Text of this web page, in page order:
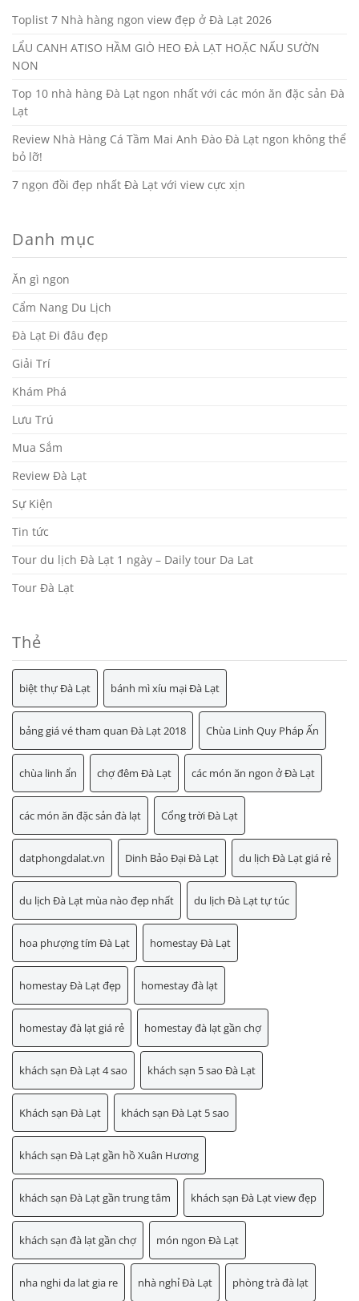
Toplist 7 Nhà hàng ngon view đẹp ở Đà Lạt 2026
LẨU CANH ATISO HẦM GIÒ HEO ĐÀ LẠT HOẶC NẤU SƯỜN
NON
Top 10 nhà hàng Đà Lạt ngon nhất với các món ăn đặc sản Đà
Lạt
Review Nhà Hàng Cá Tầm Mai Anh Đào Đà Lạt ngon không thể
bỏ lỡ!
7 ngọn đồi đẹp nhất Đà Lạt với view cực xịn
Danh mục
Ăn gì ngon
Cẩm Nang Du Lịch
Đà Lạt Đi đâu đẹp
Giải Trí
Khám Phá
Lưu Trú
Mua Sắm
Review Đà Lạt
Sự Kiện
Tin tức
Tour du lịch Đà Lạt 1 ngày – Daily tour Da Lat
Tour Đà Lạt
Thẻ
biệt thự Đà Lạt bánh mì xíu mại Đà Lạt
bảng giá vé tham quan Đà Lạt 2018 Chùa Linh Quy Pháp Ấn
chùa linh ẩn chợ đêm Đà Lạt các món ăn ngon ở Đà Lạt
các món ăn đặc sản đà lạt Cổng trời Đà Lạt
datphongdalat.vn Dinh Bảo Đại Đà Lạt du lịch Đà Lạt giá rẻ
du lịch Đà Lạt mùa nào đẹp nhất du lịch Đà Lạt tự túc
hoa phượng tím Đà Lạt homestay Đà Lạt
homestay Đà Lạt đẹp homestay đà lạt
homestay đà lạt giá rẻ homestay đà lạt gần chợ
khách sạn Đà Lạt 4 sao khách sạn 5 sao Đà Lạt
Khách sạn Đà Lạt khách sạn Đà Lạt 5 sao
khách sạn Đà Lạt gần hồ Xuân Hương
khách sạn Đà Lạt gần trung tâm khách sạn Đà Lạt view đẹp
khách sạn đà lạt gần chợ món ngon Đà Lạt
nha nghi da lat gia re nhà nghỉ Đà Lạt phòng trà đà lạt